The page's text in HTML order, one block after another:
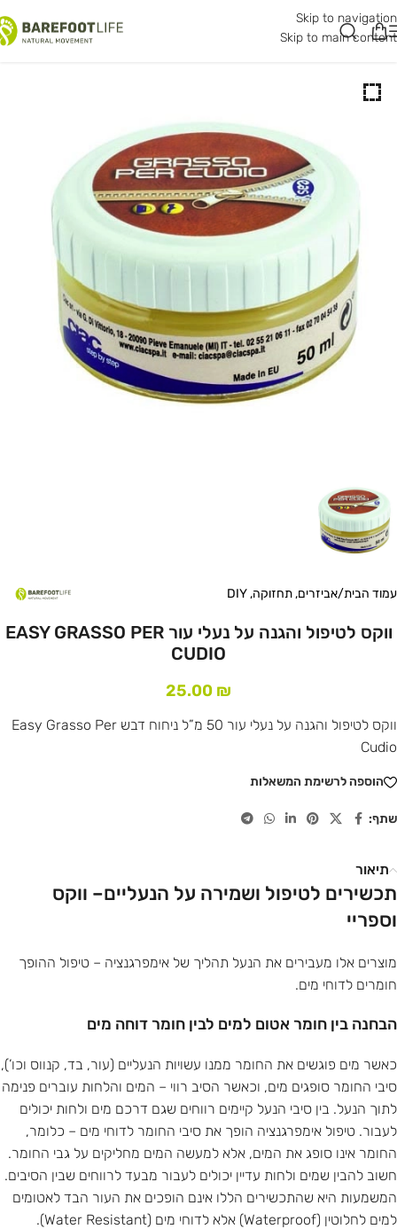
Skip to navigation
Skip to main content
עמוד הבית/אביזרים, תחזוקה, DIY
ווקס לטיפול והגנה על נעלי עור EASY GRASSO PER
CUDIO
25.00 ₪
ווקס לטיפול והגנה על נעלי עור 50 מ”ל ניחוח דבש Easy Grasso Per
Cudio
הוספה לרשימת המשאלות
שתף:
תיאור
תכשירים לטיפול ושמירה על הנעליים– ווקס
וספריי
מוצרים אלו מעבירים את הנעל תהליך של אימפרגנציה – טיפול ההופך
חומרים לדוחי מים.
הבחנה בין חומר אטום למים לבין חומר דוחה מים
כאשר מים פוגשים את החומר ממנו עשויות הנעליים (עור, בד, קנווס וכו’),
סיבי החומר סופגים מים, וכאשר הסיב רווי – המים והלחות עוברים פנימה
לתוך הנעל. בין סיבי הנעל קיימים רווחים שגם דרכם מים ולחות יכולים
לעבור. טיפול אימפרגנציה הופך את סיבי החומר לדוחי מים – כלומר,
החומר אינו סופג את המים, אלא למעשה המים מחליקים על גבי החומר.
חשוב להבין שמים ולחות עדיין יכולים לעבור מבעד לרווחים שבין הסיבים.
המשמעות היא שהתכשירים הללו אינם הופכים את העור הבד לאטומים
למים לחלוטין (Waterproof) אלא לדוחי מים (Water Resistant).